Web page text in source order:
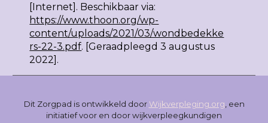
[Internet]. Beschikbaar via:
https://www.thoon.org/wp-
content/uploads/2021/03/wondbedekke
rs-22-3.pdf. [Geraadpleegd 3 augustus
2022].
Dit Zorgpad is ontwikkeld door Wijkverpleging.org , een
initiatief voor en door wijkverpleegkundigen